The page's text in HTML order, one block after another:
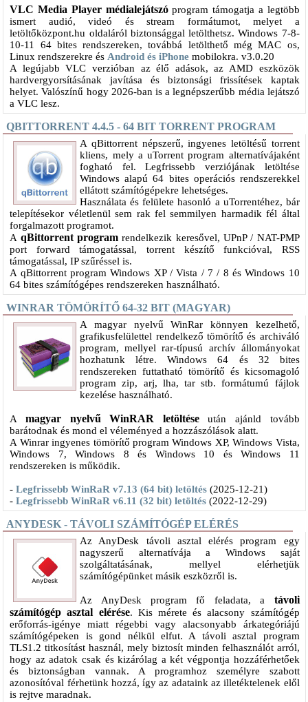
VLC Media Player médialejátszóprogram támogatja a legtöbb
ismert audió, videó és stream formátumot, melyet a
letöltőközpont.hu oldaláról biztonsággal letölthetsz. Windows 7-8-
10-11 64 bites rendszereken, továbbá letölthető még MAC os,
Linux rendszerekre ésAndroid és iPhone mobilokra. v3.0.20
A legújabb VLC verzióban az élő adások, az AMD eszközök
hardvergyorsításának javítása és biztonsági frissítések kaptak
helyet. Valószínű hogy 2026-ban is a legnépszerűbb média lejátszó
a VLC lesz.
QBITTORRENT 4.4.5 - 64 BIT TORRENT PROGRAM
A qBittorrent népszerű, ingyenes letöltésű torrent
kliens, mely a uTorrent program alternatívájaként
fogható fel. Legfrissebb verziójának letöltése
Windows alapú 64 bites operációs rendszerekkel
ellátott számítógépekre lehetséges.
Használata és felülete hasonló a uTorrentéhez, bár
telepítésekor véletlenül sem rak fel semmilyen harmadik fél által
forgalmazott programot.
A qBittorrent programrendelkezik keresővel, UPnP / NAT-PMP
port forward támogatással, torrent készítő funkcióval, RSS
támogatással, IP szűréssel is.
A qBittorrent program Windows XP / Vista / 7 / 8 és Windows 10
64 bites számítógépes rendszereken használható.
WINRAR TÖMÖRÍTŐ 64-32 BIT (MAGYAR)
A magyar nyelvű WinRar könnyen kezelhető,
grafikusfelülettel rendelkező tömörítő és archiváló
program, mellyel rar-típusú archív állományokat
hozhatunk létre. Windows 64 és 32 bites
rendszereken futtatható tömörítő és kicsomagoló
program zip, arj, lha, tar stb. formátumú fájlok
kezelése használható.
A magyar nyelvű WinRAR letöltéseután ajánld tovább
barátodnak és mond el véleményed a hozzászólások alatt.
A Winrar ingyenes tömörítő program Windows XP, Windows Vista,
Windows 7, Windows 8 és Windows 10 és Windows 11
rendszereken is működik.
-Legfrissebb WinRaR v7.13 (64 bit) letöltés (2025-12-21)
-Legfrissebb WinRaR v6.11 (32 bit) letöltés (2022-12-29)
ANYDESK - TÁVOLI SZÁMÍTÓGÉP ELÉRÉS
​Az AnyDesk távoli asztal elérés program egy
nagyszerű alternatívája a Windows saját
szolgáltatásának, mellyel elérhetjük
számítógépünket másik eszközről is.
Az AnyDesk program fő feladata, a távoli
számítógép asztal elérése. Kis mérete és alacsony számítógép
erőforrás-igénye miatt régebbi vagy alacsonyabb árkategóriájú
számítógépeken is gond nélkül elfut. A távoli asztal program
TLS1.2 titkosítást használ, mely biztosít minden felhasználót arról,
hogy az adatok csak és kizárólag a két végpontja hozzáférhetőek
és biztonságban vannak. A programhoz személyre szabott
azonosítóval férhetünk hozzá, így az adataink az illetéktelenek elől
is rejtve maradnak.